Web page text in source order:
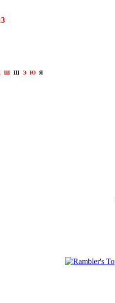
Ш Щ Э Ю Я